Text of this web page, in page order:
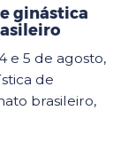
ginástica
e 5 de agosto,
de
brasileiro,